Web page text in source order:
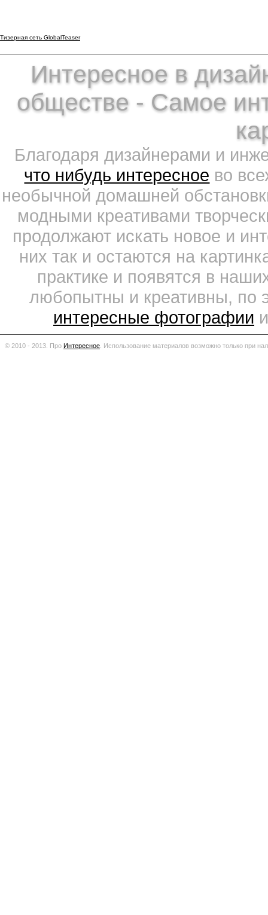
Тизерная сеть GlobalTeaser
Интересное в
обществе - Самое
Благодаря дизайнерами и
что нибудь интересное во
необычной домашней
модными креативами
продолжают искать новое и
них так и остаются на
практике и появятся в
любопытны и креативны, по
интересные фотографии
© 2010 - 2013. Про Интересное Использование материалов возможно только при